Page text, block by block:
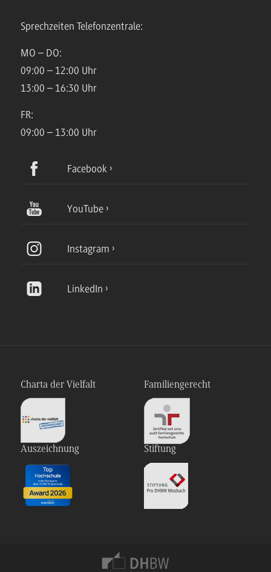
Sprechzeiten Telefonzentrale:
MO – DO:
09:00 – 12:00 Uhr
13:00 – 16:30 Uhr
FR:
09:00 – 13:00 Uhr
Facebook
YouTube
Instagram
LinkedIn
Charta der Vielfalt Familiengerecht
Auszeichnung Stiftung